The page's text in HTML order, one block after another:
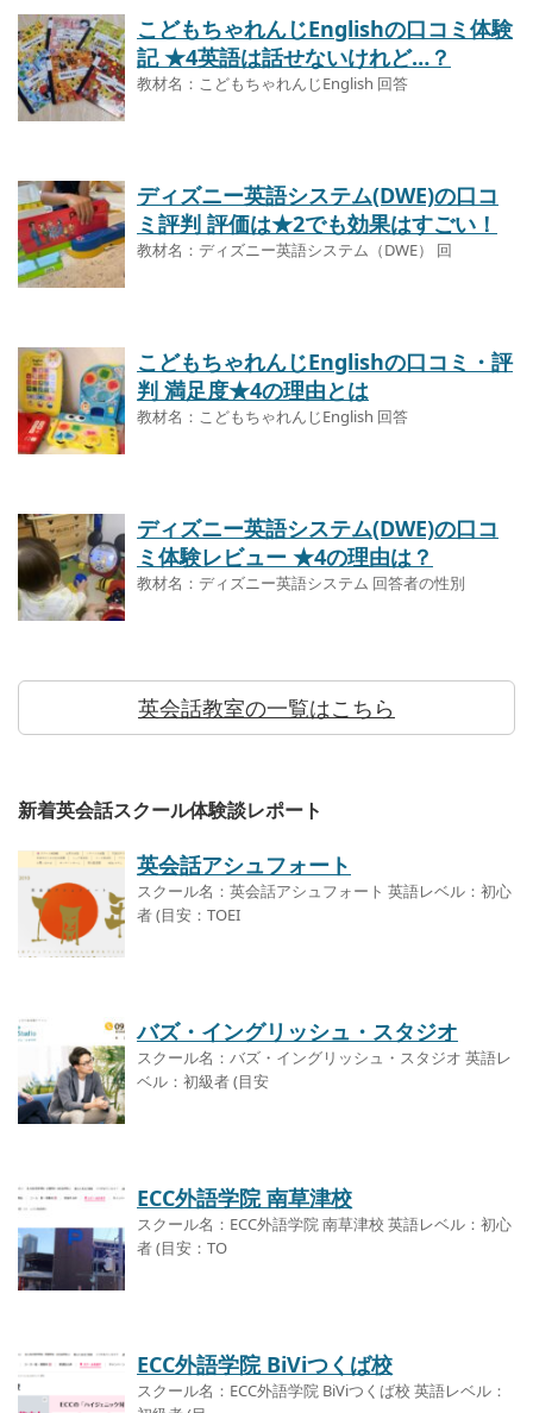
こどもちゃれんじEnglishの口コミ体験
記 ★4英語は話せないけれど…？
教材名：こどもちゃれんじEnglish 回答
ディズニー英語システム(DWE)の口コ
ミ評判 評価は★2でも効果はすごい！
教材名：ディズニー英語システム（DWE） 回
こどもちゃれんじEnglishの口コミ・評
判 満足度★4の理由とは
教材名：こどもちゃれんじEnglish 回答
ディズニー英語システム(DWE)の口コ
ミ体験レビュー ★4の理由は？
教材名：ディズニー英語システム 回答者の性別
英会話教室の一覧はこちら
新着英会話スクール体験談レポート
英会話アシュフォート
スクール名：英会話アシュフォート 英語レベル：初心
者 (目安：TOEI
バズ・イングリッシュ・スタジオ
スクール名：バズ・イングリッシュ・スタジオ 英語レ
ベル：初級者 (目安
ECC外語学院 南草津校
スクール名：ECC外語学院 南草津校 英語レベル：初心
者 (目安：TO
ECC外語学院 BiViつくば校
スクール名：ECC外語学院 BiViつくば校 英語レベル：